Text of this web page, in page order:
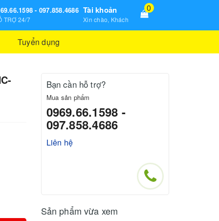
- 097.858.4686
TRỢ 24/7
Tài khoản
Xin chào, Khách
0
Tuyển dụng
Bạn cần hỗ trợ?
Mua sản phẩm
0969.66.1598 -
097.858.4686
Liên hệ
Sản phẩm vừa xem